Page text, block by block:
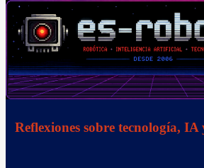
Reflexiones sobre tecnología, IA